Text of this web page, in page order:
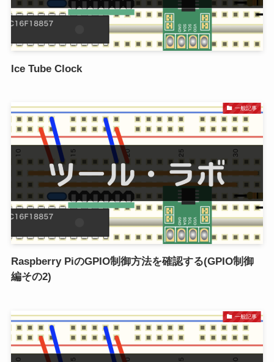
Ice Tube Clock
一般記事
Raspberry PiのGPIO制御方法を確認する(GPIO制御
編その2)
一般記事